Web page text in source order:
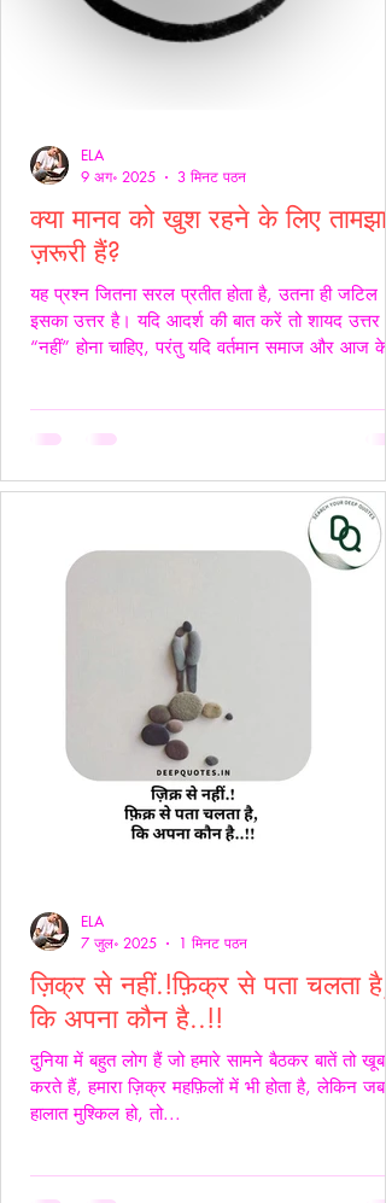
क्या मानव को खुश रहने के लिए तामझाम
ज़रूरी हैं?
यह प्रश्न जितना सरल प्रतीत होता है, उतना ही जटिल
इसका उत्तर है। यदि आदर्श की बात करें तो शायद उत्तर
“नहीं” होना चाहिए, परंतु यदि वर्तमान समाज और आज के
98% समस्याओं का केंद्र बिंदु पैसा बन चुका है। चाहे वह
सम्मान हो, सुरक्षा हो, शिक्षा हो या स्वास्थ्य हर समस्या का
समाधान धन से जोड़कर देखा जाता है। यह स्थिति यूँ ही
ELA
9 अग॰ 2025
3 मिनट पठन
ज़िक्र से नहीं.!फ़िक्र से पता चलता है,
कि अपना कौन है..!!
दुनिया में बहुत लोग हैं जो हमारे सामने बैठकर बातें तो खूब
करते हैं, हमारा ज़िक्र महफ़िलों में भी होता है, लेकिन जब
हालात मुश्किल हो, तो...
ELA
7 जुल॰ 2025
1 मिनट पठन